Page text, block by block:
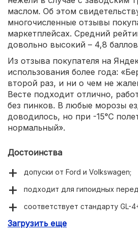
маслом. Об этом
многочисленные отзывы
маркетплейсах. Средний
довольно высокий – 4,8
Из отзыва покупателя на
использования более года:
второй раз, и ни о чем не
Весте подходит отлично,
без пинков. В любые морозы
доводилось, но при -15°С
нормальный».
Достоинства
допуски от Ford и Volkswagen;
подходит для гипоидных
соответствует стандарту GL-
защита от задиров и
Загрузить еще